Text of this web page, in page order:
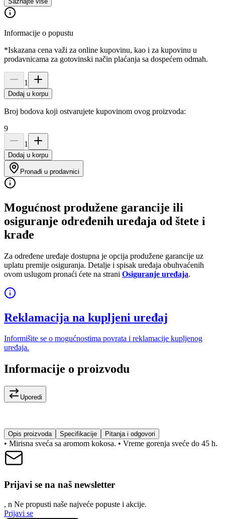
Informacije o popustu
*Iskazana cena važi za online kupovinu, kao i za kupovinu u
prodavnicama za gotovinski način plaćanja sa dospećem odmah.
1
Dodaj u korpu
Broj bodova koji ostvarujete kupovinom ovog proizvoda:
9
1
Dodaj u korpu
Pronađi u prodavnici
Mogućnost produžene garancije ili
osiguranje određenih uređaja od štete i
krađe
Za određene uređaje dostupna je opcija produžene garancije uz
uplatu premije osiguranja. Detalje i spisak uređaja obuhvaćenih
ovom uslugom pronaći ćete na strani Osiguranje uređaja.
Reklamacija na kupljeni uređaj
Informišite se o mogućnostima povrata i reklamacije kupljenog
uređaja.
Informacije o proizvodu
Uporedi
Opis proizvoda Specifikacije Pitanja i odgovori
• Mirisna sveća sa aromom kokosa. • Vreme gorenja sveće do 45 h.
Prijavi se na naš newsletter
, n Ne propusti naše najveće popuste i akcije.
Prijavi se